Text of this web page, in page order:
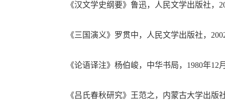
《汉文学史纲要》鲁迅，人民文学出版社，
《三国演义》罗贯中，人民文学出版社，
《论语译注》杨伯峻，中华书局，1980年12
《吕氏春秋研究》王范之，内蒙古大学出版